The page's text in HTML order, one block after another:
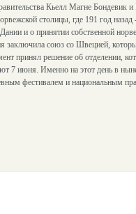
Кьелл Магне Бондевик
столицы, где 191 год
и о принятии собственной
заключила союз со Швецией,
принял решение об отделении,
7 июня. Именно на этот день в
фестивалем и национальным